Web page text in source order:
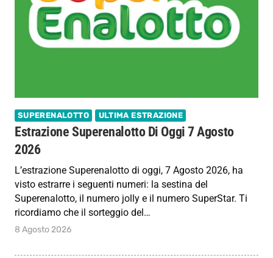
SUPERENALOTTO ULTIMA ESTRAZIONE
Estrazione Superenalotto Di Oggi 7 Agosto
2026
L’estrazione Superenalotto di oggi, 7 Agosto 2026, ha
visto estrarre i seguenti numeri: la sestina del
Superenalotto, il numero jolly e il numero SuperStar. Ti
ricordiamo che il sorteggio del…
8 Agosto 2026